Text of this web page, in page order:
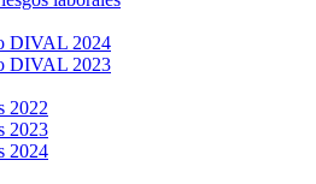
DIVAL 2024
DIVAL 2023
2022
2023
2024